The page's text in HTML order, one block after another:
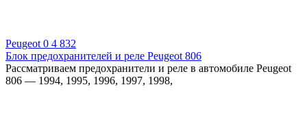
Peugeot 0 4 832
Блок предохранителей и реле Peugeot 806
Рассматриваем предохранители и реле в автомобиле Peugeot
806 — 1994, 1995, 1996, 1997, 1998,